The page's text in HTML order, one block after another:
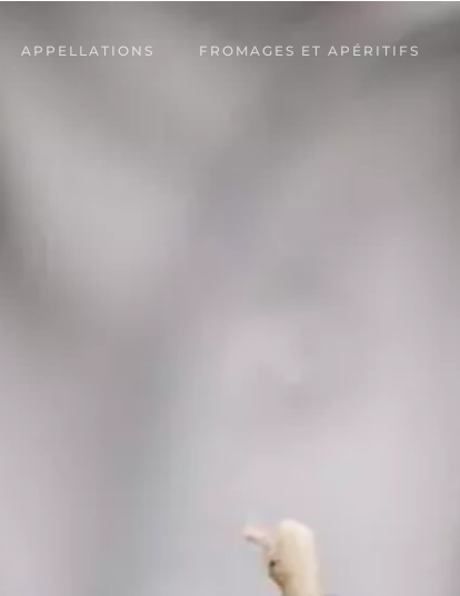
APPELLATIONS FROMAGES ET APÉRITIFS